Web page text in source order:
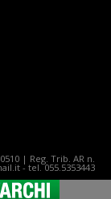
| Reg. Trib. AR n.
- tel. 055.5353443